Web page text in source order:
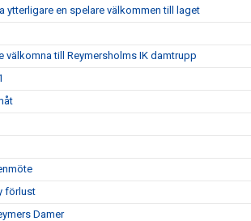
ytterligare en spelare välkommen till laget
välkomna till Reymersholms IK damtrupp
förlust
Damer